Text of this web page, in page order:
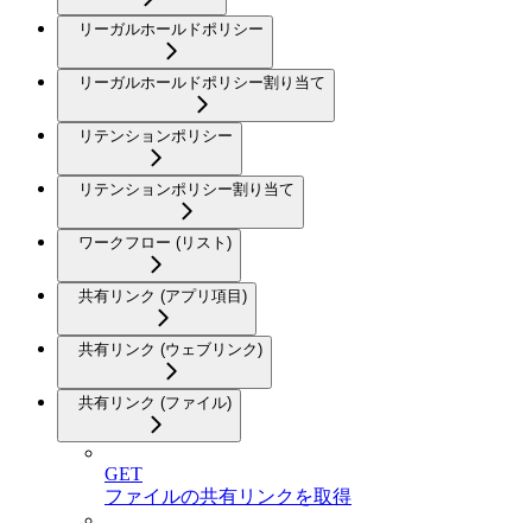
リーガルホールドポリシー
リーガルホールドポリシー割り当て
リテンションポリシー
リテンションポリシー割り当て
ワークフロー (リスト)
共有リンク (アプリ項目)
共有リンク (ウェブリンク)
共有リンク (ファイル)
GET
ファイルの共有リンクを取得